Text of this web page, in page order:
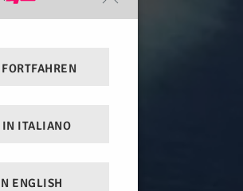
IN ITALIANO
ENGLISH